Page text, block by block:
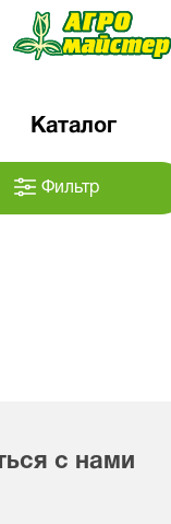
Каталог
Фильтр
с нами